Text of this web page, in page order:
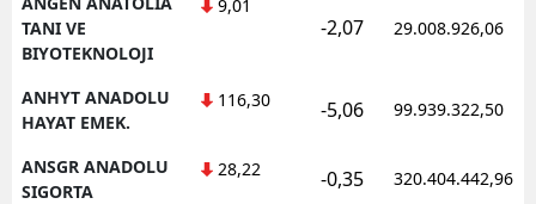
TANI VE
BIYOTEKNOLOJI
9,01
-2,07 29.008.926,06
ANHYT ANADOLU
HAYAT EMEK.
116,30 -5,06 99.939.322,50
ANSGR ANADOLU
SIGORTA
28,22 -0,35 320.404.442,96